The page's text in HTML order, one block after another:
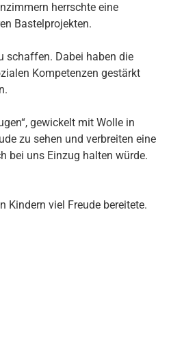
herrschte eine
Bastelprojekten.
schaffen. Dabei haben die
Kompetenzen gestärkt
gewickelt mit Wolle in
zu sehen und verbreiten eine
bei uns Einzug halten würde.
Kindern viel Freude bereitete.